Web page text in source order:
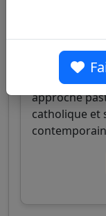
Cardinal
connu pour
approche
catholique et